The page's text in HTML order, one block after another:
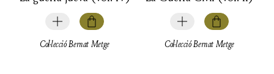
Col·lecció Bernat Metge Col·lecció Bernat Metge